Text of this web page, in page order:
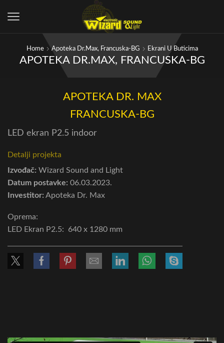
Home Apoteka Dr.Max, Francuska-BG Ekrani U Buticima
APOTEKA DR.MAX, FRANCUSKA-BG
APOTEKA DR. MAX
FRANCUSKA-BG
LED ekran P2.5 indoor
Detalji projekta
Izvođač: Wizard Sound and Light
Datum postavke: 06.03.2023.
Investitor: Apoteka Dr. Max
Oprema:
LED Ekran P2.5: 640 x 1280 mm